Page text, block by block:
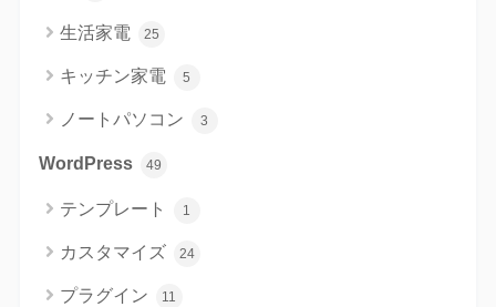
生活家電 25
キッチン家電 5
ノートパソコン 3
WordPress 49
テンプレート 1
カスタマイズ 24
プラグイン 11